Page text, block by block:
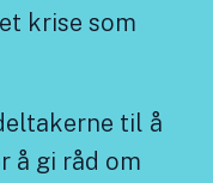
krise som
til å
å gi råd om